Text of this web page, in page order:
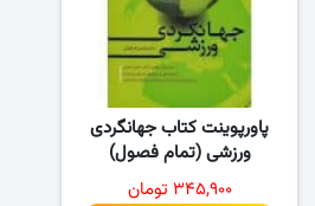
پاورپوینت کتاب جهانگردی
ورزشی (تمام فصول)
۳۴۵,۹۰۰ تومان